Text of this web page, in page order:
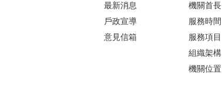
最新消息
戶政宣導
意見信箱
機關首長
服務時間
服務項目
組織架構
機關位置